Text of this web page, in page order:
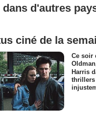
dans d'autres
ciné de la
Ce soir
Harris
thrillers